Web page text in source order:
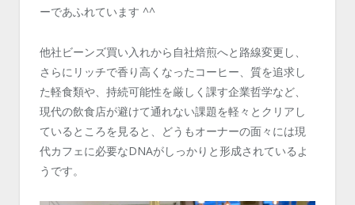
ーであふれています ^^
他社ビーンズ買い入れから自社焙煎へと路線変更し、
さらにリッチで香り高くなったコーヒー、質を追求し
た軽食類や、持続可能性を厳しく課す企業哲学など、
現代の飲食店が避けて通れない課題を軽々とクリアし
ているところを見ると、どうもオーナーの面々には現
代カフェに必要なDNAがしっかりと形成されているよ
うです。